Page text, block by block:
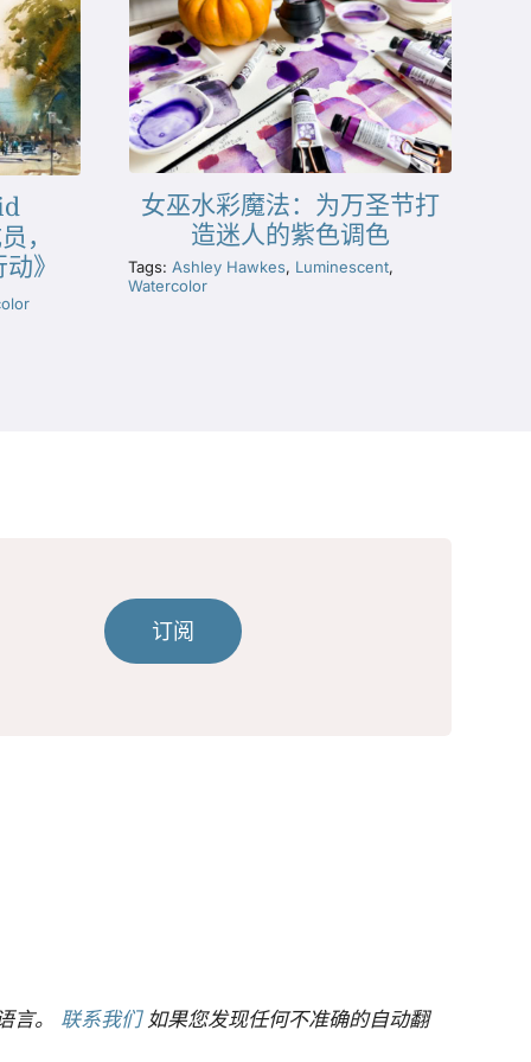
，
》
女巫水彩魔法：为万圣节打
造迷人的紫色调色
Tags:Ashley Hawkes, Luminescent,
Watercolor
订阅
言。 联系我们如果您发现任何不准确的自动翻